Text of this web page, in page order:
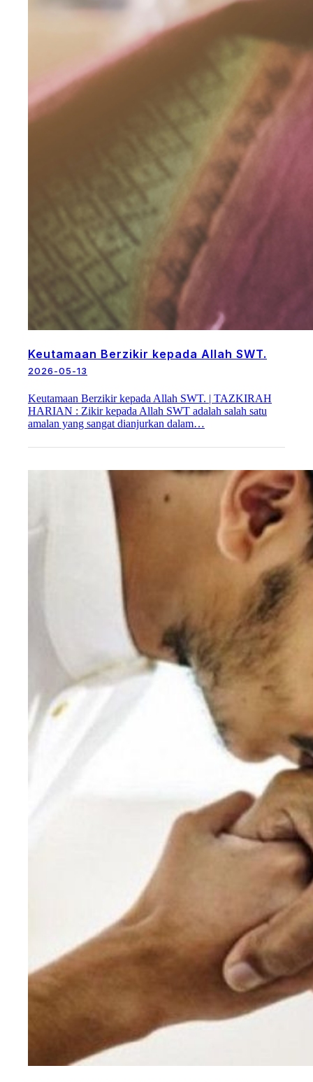
Keutamaan Berzikir kepada Allah SWT.
2026-05-13
Keutamaan Berzikir kepada Allah SWT. | TAZKIRAH
HARIAN : Zikir kepada Allah SWT adalah salah satu
amalan yang sangat dianjurkan dalam…